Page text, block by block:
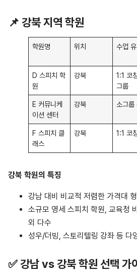
📌 강북 지역 학원
학원명 위치 수업
D 스피치 학
원
강북
1:1 코
그룹
E 커뮤니케
이션 센터
강북 소그룹
F 스피치 클
래스
강북 1:1 코
강북 학원의 특징
강남 대비 비교적 저렴한 가격대
소규모 영세 스피치 학원, 교육청
외 다수
성우/더빙, 스토리텔링 강좌 등 다
✅ 강남 vs 강북 학원 선택 가